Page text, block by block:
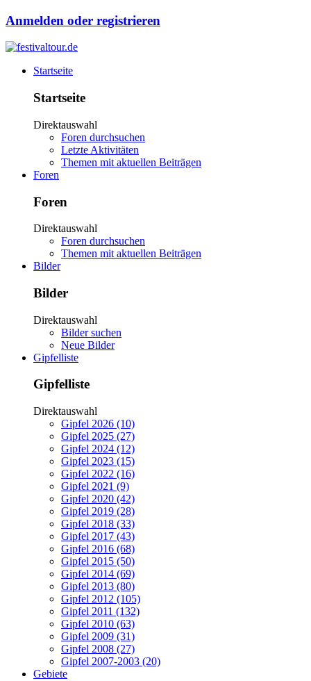
Anmelden oder registrieren
Startseite
Startseite
Direktauswahl
Foren durchsuchen
Letzte Aktivitäten
Themen mit aktuellen Beiträgen
Foren
Foren
Direktauswahl
Foren durchsuchen
Themen mit aktuellen Beiträgen
Bilder
Bilder
Direktauswahl
Bilder suchen
Neue Bilder
Gipfelliste
Gipfelliste
Direktauswahl
Gipfel 2026 (10)
Gipfel 2025 (27)
Gipfel 2024 (12)
Gipfel 2023 (15)
Gipfel 2022 (16)
Gipfel 2021 (9)
Gipfel 2020 (42)
Gipfel 2019 (28)
Gipfel 2018 (33)
Gipfel 2017 (43)
Gipfel 2016 (68)
Gipfel 2015 (50)
Gipfel 2014 (69)
Gipfel 2013 (80)
Gipfel 2012 (105)
Gipfel 2011 (132)
Gipfel 2010 (63)
Gipfel 2009 (31)
Gipfel 2008 (27)
Gipfel 2007-2003 (20)
Gebiete